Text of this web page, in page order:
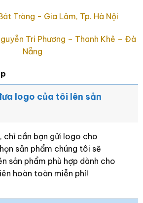
Tràng - Gia Lâm, Tp. Hà Nội
Tri Phương – Thanh Khê – Đà
Nẵng
logo của tôi lên sản
chỉ cần bạn gửi logo cho
sản phẩm chúng tôi sẽ
sản phẩm phù hợp dành cho
hoàn toàn miễn phí!